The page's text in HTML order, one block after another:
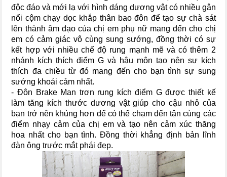
độc đáo và mới lạ với hình dáng dương vật có nhiều gân
nổi cộm chạy dọc khắp thân bao đôn để tạo sự chà sát
lên thành âm đạo của chị em phụ nữ mang đến cho chị
em có cảm giác vô cùng sung sướng, đồng thời có sự
kết hợp với nhiều chế độ rung mạnh mẽ và có thêm 2
nhánh kích thích điểm G và hậu môn tạo nên sự kích
thích đa chiều từ đó mang đến cho bạn tình sự sung
sướng khoái cảm nhất.
- Đôn Brake Man trơn rung kích điểm G được thiết kế
làm tăng kích thước dương vật giúp cho cậu nhỏ của
bạn trở nên khủng hơn để có thể chạm đến tận cùng các
điểm nhạy cảm của chị em và tạo nên cảm xúc thăng
hoa nhất cho bạn tình. Đồng thời khẳng định bản lĩnh
đàn ông trước mắt phái đẹp.